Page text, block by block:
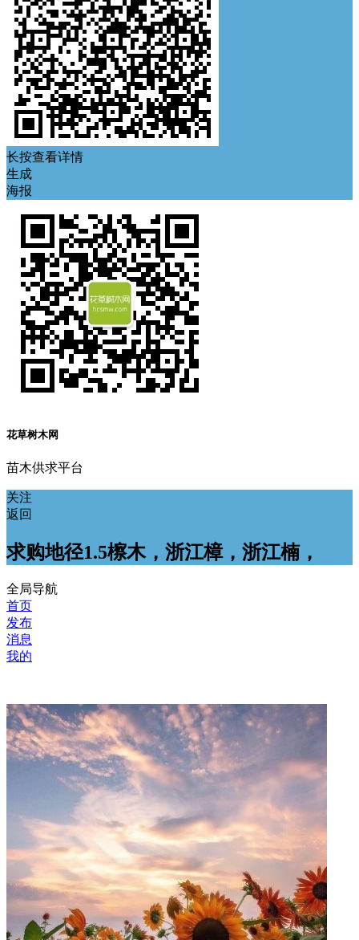
长按查看详情
生成
海报
花草树木网
苗木供求平台
关注
返回
求购地径1.5檫木，浙江樟，浙江楠，
全局导航
首页
发布
消息
我的